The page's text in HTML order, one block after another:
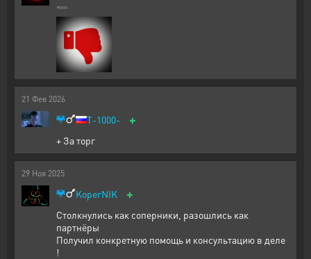
➖️
21 Фев 2026
T-1000- +
+ За торг
29 Ноя 2025
KoperNIK +
Столкнулись как соперники, разошлись как
партнёры
Получил конкретную помощь и консультацию в деле
!